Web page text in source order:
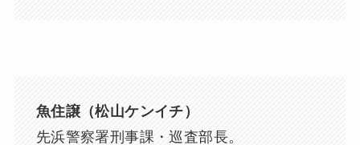
魚住譲（松山ケンイチ）
先浜警察署刑事課・巡査部長。